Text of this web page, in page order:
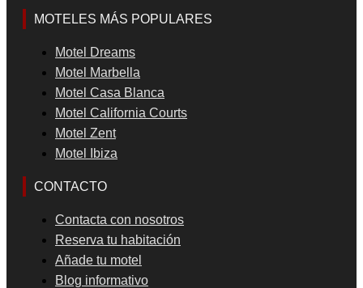
MOTELES MÁS POPULARES
Motel Dreams
Motel Marbella
Motel Casa Blanca
Motel California Courts
Motel Zent
Motel Ibiza
CONTACTO
Contacta con nosotros
Reserva tu habitación
Añade tu motel
Blog informativo